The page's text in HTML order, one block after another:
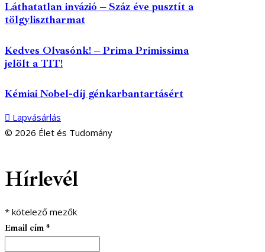
Láthatatlan invázió – Száz éve pusztít a
tölgylisztharmat
Kedves Olvasónk! – Prima Primissima
jelölt a TIT!
Kémiai Nobel-díj génkarbantartásért
Lapvásárlás
© 2026 Élet és Tudomány
Hírlevél
* kötelező mezők
Email cím *